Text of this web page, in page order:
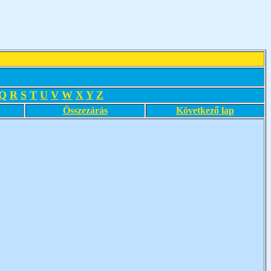
R S T U V W X Y Z
Összezárás Következő lap